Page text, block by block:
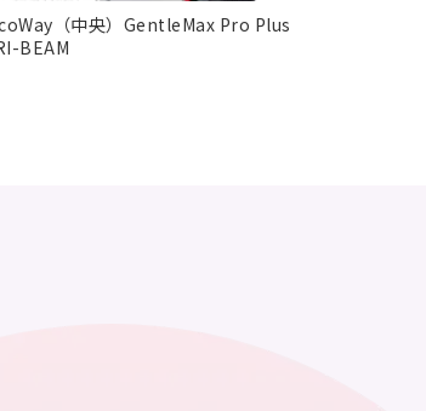
（中央）GentleMax Pro Plus
BEAM